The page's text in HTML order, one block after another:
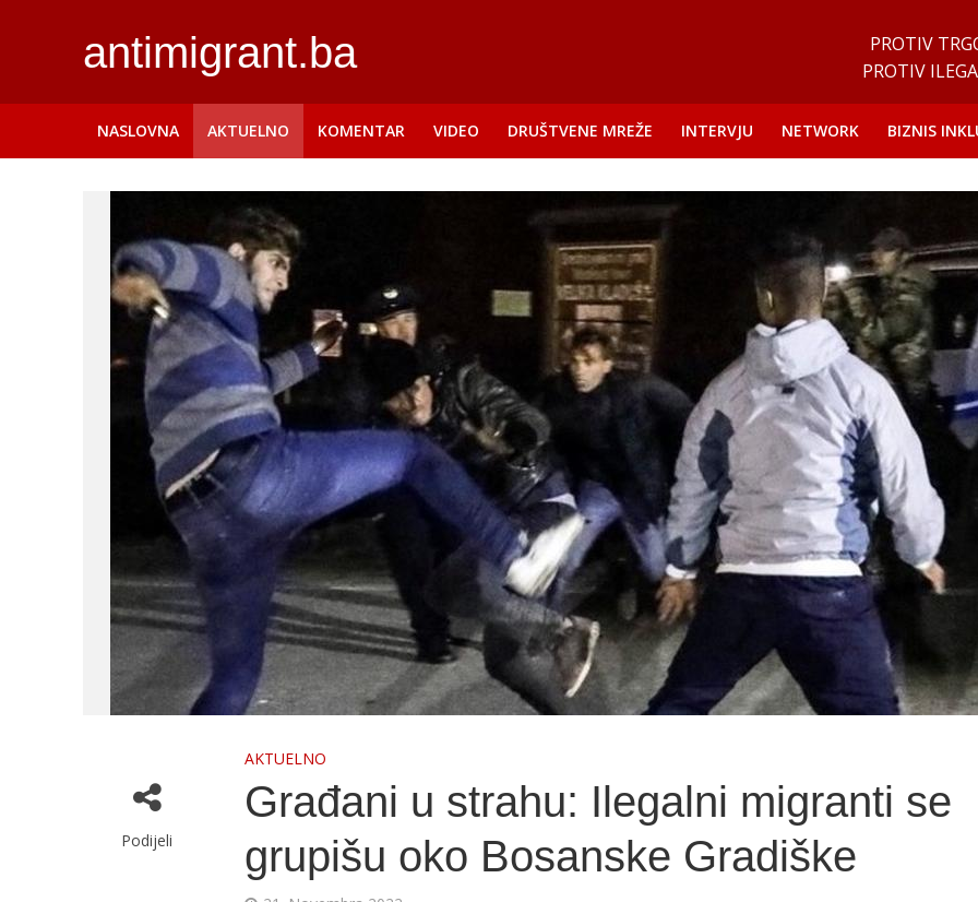
antimigrant.ba
PROTIV
PROTIV
NASLOVNA AKTUELNO KOMENTAR VIDEO DRUŠTVENE MREŽE INTERVJU NETWORK BIZNIS
Podijeli
AKTUELNO
Građani u strahu: Ilegalni migranti se
grupišu oko Bosanske Gradiške